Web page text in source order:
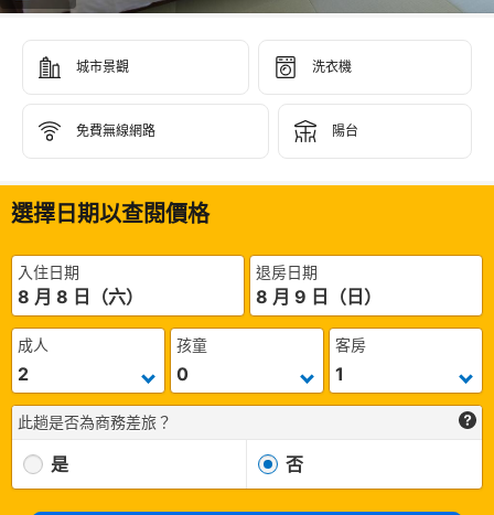
城市景觀 洗衣機
免費無線網路 陽台
選擇日期以查閱價格
入住日期
8 月 8 日（六）
退房日期
8 月 9 日（日）
成人 孩童 客房
此趟是否為商務差旅？
是 否